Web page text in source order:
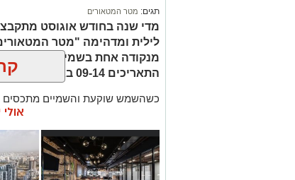
תגים: מטר המטאורים
מדי שנה בחודש אוגוסט
לילית ומדהימה "מטר
מנקודה אחת בשמי הלילה.
התאריכים 09-14 באוגוסט 2026.
כשהשמש שוקעת והשמיים מתכסים
המרהיבים של השנה - מטר
לכת, ערפיליות וסיפורי חלל.
מטר הפרסאידים, מתרחש כתוצאה
אולי